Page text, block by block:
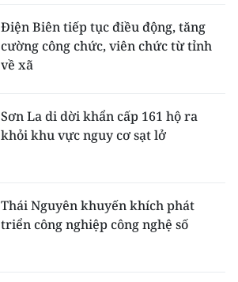
Điện Biên tiếp tục điều động, tăng
cường công chức, viên chức từ tỉnh
về xã
Sơn La di dời khẩn cấp 161 hộ ra
khỏi khu vực nguy cơ sạt lở
Thái Nguyên khuyến khích phát
triển công nghiệp công nghệ số